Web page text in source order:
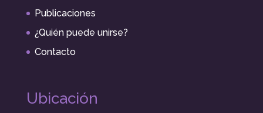
Publicaciones
¿Quién puede unirse?
Contacto
Ubicación